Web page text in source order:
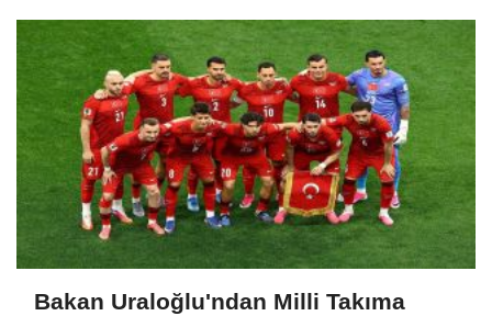
Bakan Uraloğlu'ndan Milli Takıma